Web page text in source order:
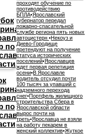
по
проходят обучение по
противодействию
БПЛА•Ярославский
губернатор передал
пожарно-спасательной
службе региона пять новых
автоцистерн•Некоуз и
Диево-Городище
претендуют на получение
статуса исторических
поселений•Ярославцев
ждет первая репетиция
осени•В Ярославле
водитель отсудил почти
100 тысяч за упавший с
надземного перехода
снег•Портфель жилищного
строительства Сбера в
Ярославской области
вырос почти на
треть•Ярославца не взяли
на работу пекарем в
женский коллектив•Жуткое